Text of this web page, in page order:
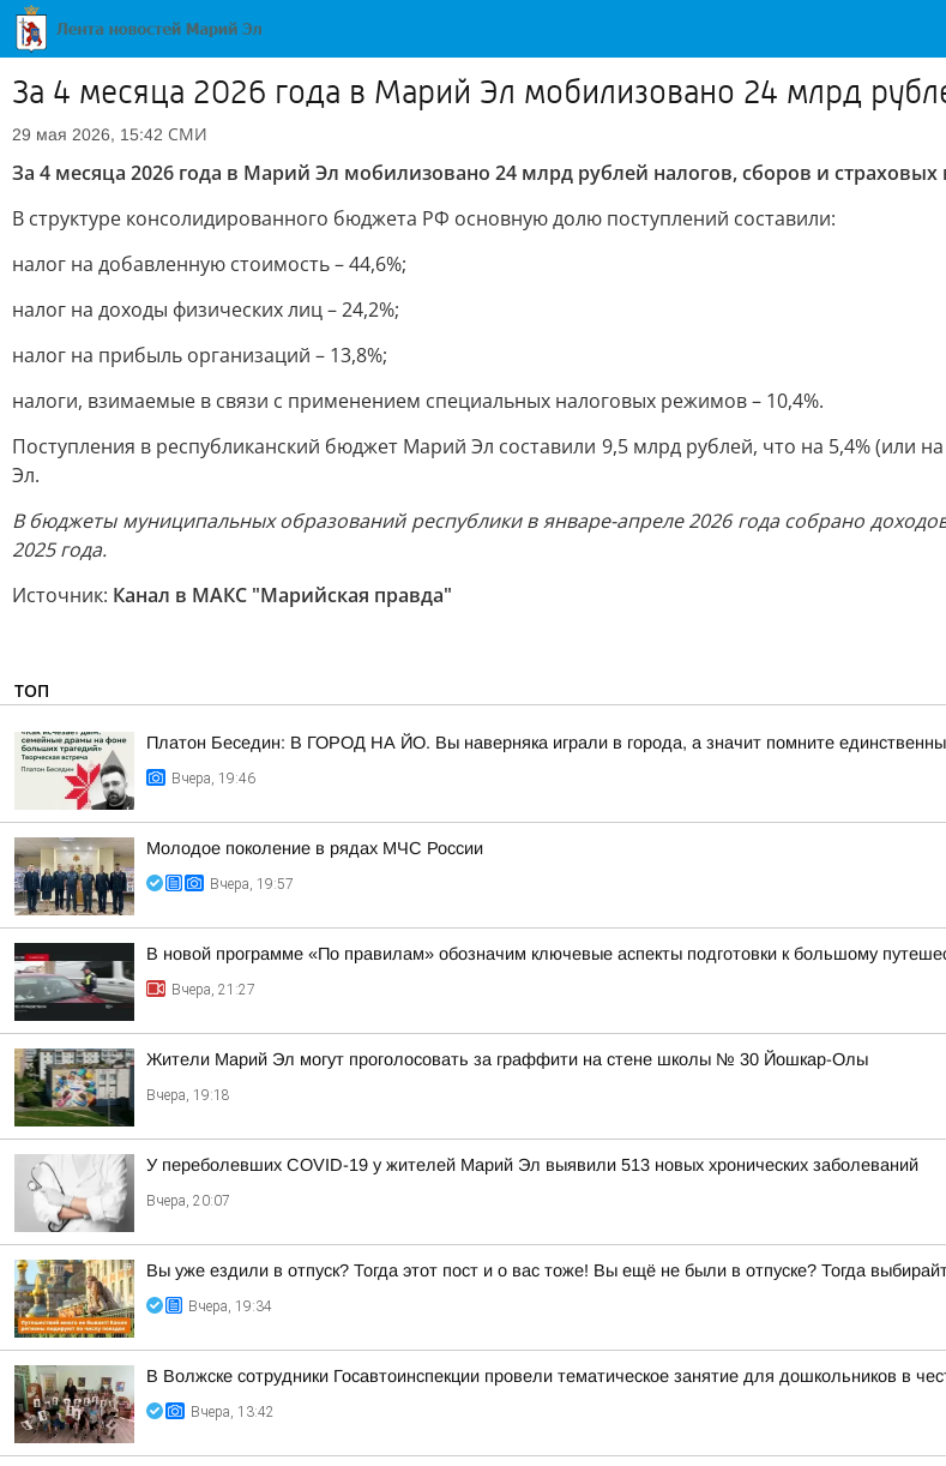
За 4 месяца 2026 года в Марий Эл мобилизовано 24 млрд
29 мая 2026, 15:42 СМИ
За 4 месяца 2026 года в Марий Эл мобилизовано 24 млрд рублей налогов, сборов и страховых
В структуре консолидированного бюджета РФ основную долю поступлений составили:
налог на добавленную стоимость – 44,6%;
налог на доходы физических лиц – 24,2%;
налог на прибыль организаций – 13,8%;
налоги, взимаемые в связи с применением специальных налоговых режимов – 10,4%.
Поступления в республиканский бюджет Марий Эл составили 9,5 млрд рублей, что на 5,4%
Эл.
В бюджеты муниципальных образований республики в январе-апреле 2026 года собрано
2025 года.
Источник: Канал в МАКС "Марийская правда"
ТОП
Платон Беседин: В ГОРОД НА ЙО. Вы наверняка играли в города, а значит помните
Вчера, 19:46
Молодое поколение в рядах МЧС России
Вчера, 19:57
В новой программе «По правилам» обозначим ключевые аспекты подготовки к большому
Вчера, 21:27
Жители Марий Эл могут проголосовать за граффити на стене школы № 30 Йошкар-Олы
Вчера, 19:18
У переболевших COVID-19 у жителей Марий Эл выявили 513 новых хронических заболеваний
Вчера, 20:07
Вы уже ездили в отпуск? Тогда этот пост и о вас тоже! Вы ещё не были в отпуске? Тогда
Вчера, 19:34
В Волжске сотрудники Госавтоинспекции провели тематическое занятие для дошкольников в
Вчера, 13:42